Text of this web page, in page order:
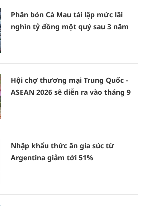
Phân bón Cà Mau tái lập mức lãi
nghìn tỷ đồng một quý sau 3 năm
Hội chợ thương mại Trung Quốc -
ASEAN 2026 sẽ diễn ra vào tháng 9
Nhập khẩu thức ăn gia súc từ
Argentina giảm tới 51%